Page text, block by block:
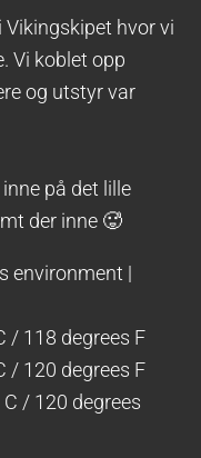
Vikingskipet hvor vi
Vi koblet opp
og utstyr var
på det lille
der inne 🥵
environment |
/ 118 degrees F
/ 120 degrees F
/ 120 degrees